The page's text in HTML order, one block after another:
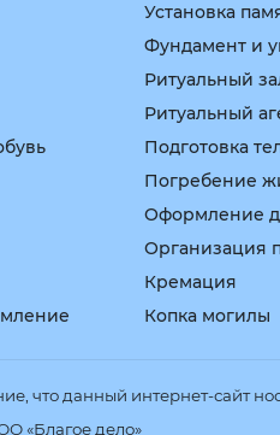
Установка
Фундамент и
Ритуальный
Ритуальный
Подготовка
Погребение
Оформление
Организация
Кремация
Копка могилы
что данный интернет-сайт
«Благое дело»